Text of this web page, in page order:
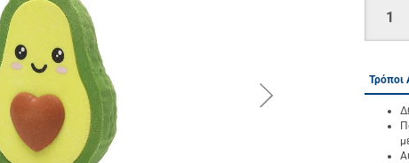
button.next
Τρόποι